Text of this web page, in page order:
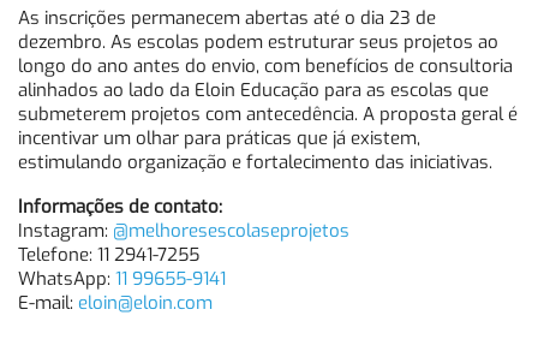
As inscrições permanecem abertas até o dia 23 de
dezembro. As escolas podem estruturar seus projetos ao
longo do ano antes do envio, com benefícios de consultoria
alinhados ao lado da Eloin Educação para as escolas que
submeterem projetos com antecedência. A proposta geral é
incentivar um olhar para práticas que já existem,
estimulando organização e fortalecimento das iniciativas.
Informações de contato:
Instagram: @melhoresescolaseprojetos
Telefone: 11 2941-7255
WhatsApp: 11 99655-9141
E-mail: eloin@eloin.com